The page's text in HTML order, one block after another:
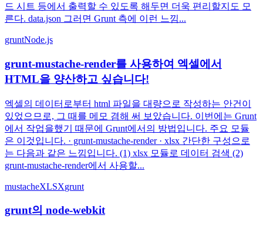
드 시트 등에서 출력할 수 있도록 해두면 더욱 편리할지도 모
른다. data.json 그러면 Grunt 측에 이런 느낌...
gruntNode.js
grunt-mustache-render를 사용하여 엑셀에서
HTML을 양산하고 싶습니다!
엑셀의 데이터로부터 html 파일을 대량으로 작성하는 안건이
있었으므로, 그 때를 메모 겸해 써 보았습니다. 이번에는 Grunt
에서 작업을했기 때문에 Grunt에서의 방법입니다. 주요 모듈
은 이것입니다. · grunt-mustache-render · xlsx 간단한 구성으로
는 다음과 같은 느낌입니다. (1) xlsx 모듈로 데이터 검색 (2)
grunt-mustache-render에서 사용할...
mustacheXLSXgrunt
grunt의 node-webkit